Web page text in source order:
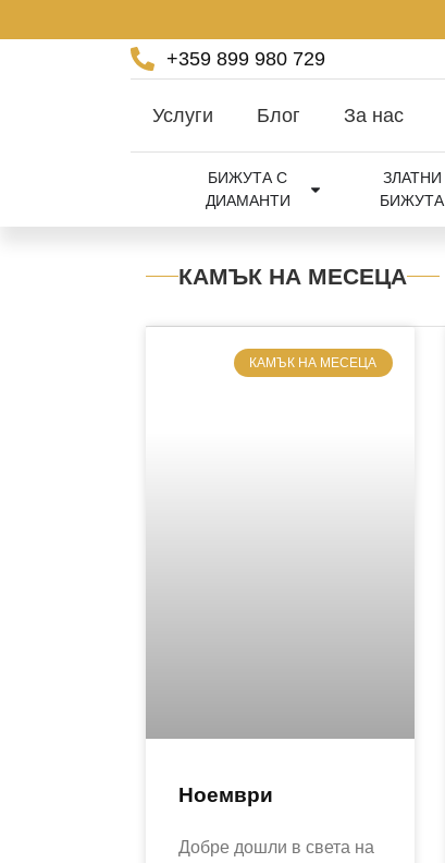
+359 899 980 729
Услуги Блог За нас
БИЖУТА С
ДИАМАНТИ
ЗЛАТНИ
БИЖУТА
КАМЪК НА МЕСЕЦА
КАМЪК НА МЕСЕЦА
Ноември
Добре дошли в света на